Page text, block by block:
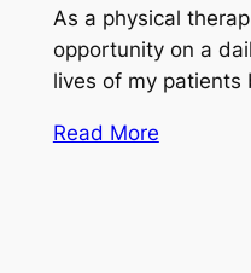
As a physical
opportunity on a
lives of my
Read More